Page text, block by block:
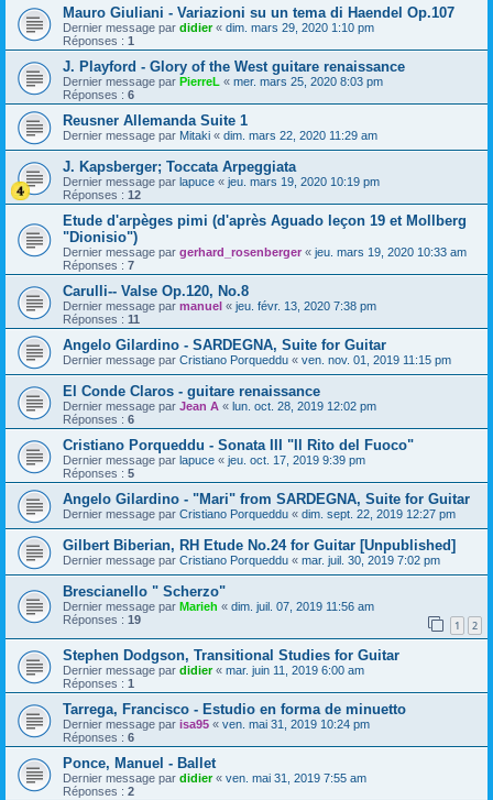
Mauro Giuliani - Variazioni su un tema di Haendel Op.107
Dernier message par didier« dim. mars 29, 2020 1:10 pm
Réponses : 1
J. Playford - Glory of the West guitare renaissance
Dernier message par PierreL « mer. mars 25, 2020 8:03 pm
Réponses : 6
Reusner Allemanda Suite 1
Dernier message par Mitaki « dim. mars 22, 2020 11:29 am
J. Kapsberger; Toccata Arpeggiata
Dernier message par lapuce « jeu. mars 19, 2020 10:19 pm
Réponses : 12
Etude d'arpèges pimi (d'après Aguado leçon 19 et Mollberg
"Dionisio")
Dernier message par gerhard_rosenberger « jeu. mars 19, 2020 10:33 am
Réponses : 7
Carulli-- Valse Op.120, No.8
Dernier message par manuel « jeu. févr. 13, 2020 7:38 pm
Réponses : 11
Angelo Gilardino - SARDEGNA, Suite for Guitar
Dernier message par Cristiano Porqueddu « ven. nov. 01, 2019 11:15 pm
El Conde Claros - guitare renaissance
Dernier message par Jean A « lun. oct. 28, 2019 12:02 pm
Réponses : 6
Cristiano Porqueddu - Sonata III "Il Rito del Fuoco"
Dernier message par lapuce « jeu. oct. 17, 2019 9:39 pm
Réponses : 5
Angelo Gilardino - "Mari" from SARDEGNA, Suite for Guitar
Dernier message par Cristiano Porqueddu « dim. sept. 22, 2019 12:27 pm
Gilbert Biberian, RH Etude No.24 for Guitar [Unpublished]
Dernier message par Cristiano Porqueddu « mar. juil. 30, 2019 7:02 pm
Brescianello " Scherzo"
Dernier message par Marieh « dim. juil. 07, 2019 11:56 am
Réponses : 19 1 2
Stephen Dodgson, Transitional Studies for Guitar
Dernier message par didier« mar. juin 11, 2019 6:00 am
Réponses : 1
Tarrega, Francisco - Estudio en forma de minuetto
Dernier message par isa95 « ven. mai 31, 2019 10:24 pm
Réponses : 6
Ponce, Manuel - Ballet
Dernier message par didier« ven. mai 31, 2019 7:55 am
Réponses : 2